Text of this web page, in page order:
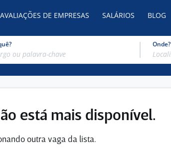
AVALIAÇÕES DE EMPRESAS SALÁRIOS BLOG
Onde?
está mais disponível.
outra vaga da lista.